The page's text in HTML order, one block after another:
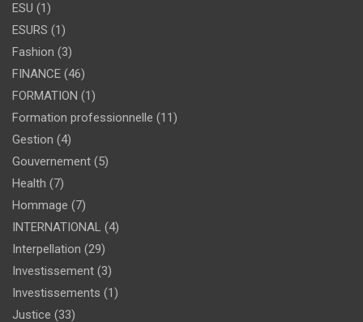
ESU (1)
ESURS (1)
Fashion (3)
FINANCE (46)
FORMATION (1)
Formation professionnelle (11)
Gestion (4)
Gouvernement (5)
Health (7)
Hommage (7)
INTERNATIONAL (4)
Interpellation (29)
Investissement (3)
Investissements (1)
Justice (33)